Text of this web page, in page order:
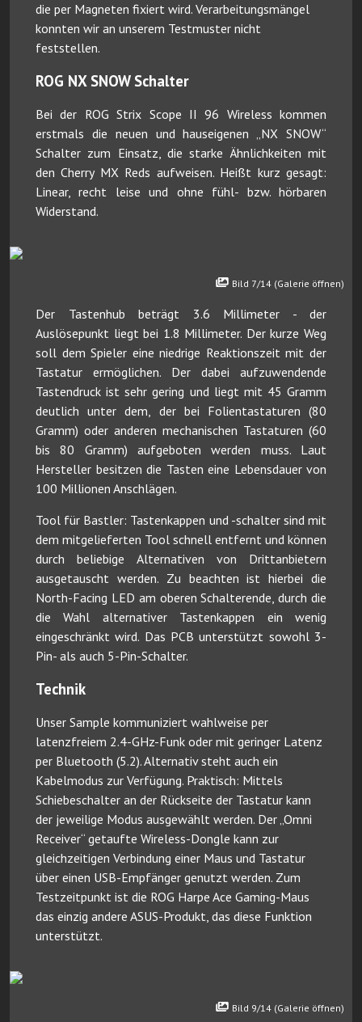
die per Magneten fixiert wird. Verarbeitungsmängel
konnten wir an unserem Testmuster nicht
feststellen.
ROG NX SNOW Schalter
Bei der ROG Strix Scope II 96 Wireless kommen
erstmals die neuen und hauseigenen „NX SNOW“
Schalter zum Einsatz, die starke Ähnlichkeiten mit
den Cherry MX Reds aufweisen. Heißt kurz gesagt:
Linear, recht leise und ohne fühl- bzw. hörbaren
Widerstand.
Bild 7/14 (Galerie öffnen)
Der Tastenhub beträgt 3.6 Millimeter - der
Auslösepunkt liegt bei 1.8 Millimeter. Der kurze Weg
soll dem Spieler eine niedrige Reaktionszeit mit der
Tastatur ermöglichen. Der dabei aufzuwendende
Tastendruck ist sehr gering und liegt mit 45 Gramm
deutlich unter dem, der bei Folientastaturen (80
Gramm) oder anderen mechanischen Tastaturen (60
bis 80 Gramm) aufgeboten werden muss. Laut
Hersteller besitzen die Tasten eine Lebensdauer von
100 Millionen Anschlägen.
Tool für Bastler: Tastenkappen und -schalter sind mit
dem mitgelieferten Tool schnell entfernt und können
durch beliebige Alternativen von Drittanbietern
ausgetauscht werden. Zu beachten ist hierbei die
North-Facing LED am oberen Schalterende, durch die
die Wahl alternativer Tastenkappen ein wenig
eingeschränkt wird. Das PCB unterstützt sowohl 3-
Pin- als auch 5-Pin-Schalter.
Technik
Unser Sample kommuniziert wahlweise per
latenzfreiem 2.4-GHz-Funk oder mit geringer Latenz
per Bluetooth (5.2). Alternativ steht auch ein
Kabelmodus zur Verfügung. Praktisch: Mittels
Schiebeschalter an der Rückseite der Tastatur kann
der jeweilige Modus ausgewählt werden. Der „Omni
Receiver“ getaufte Wireless-Dongle kann zur
gleichzeitigen Verbindung einer Maus und Tastatur
über einen USB-Empfänger genutzt werden. Zum
Testzeitpunkt ist die ROG Harpe Ace Gaming-Maus
das einzig andere ASUS-Produkt, das diese Funktion
unterstützt.
Bild 9/14 (Galerie öffnen)